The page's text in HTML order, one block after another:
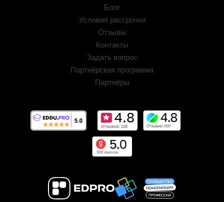
Блог
Условия рассрочки
Отзывы
Контакты
Задать вопрос
Партнёрская программа
Партнёры